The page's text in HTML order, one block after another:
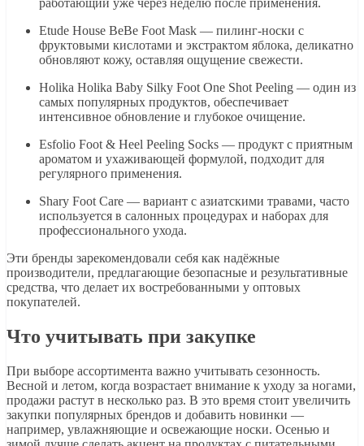
работающий уже через неделю после применения.
Etude House BeBe Foot Mask — пилинг-носки с
фруктовыми кислотами и экстрактом яблока, деликатно
обновляют кожу, оставляя ощущение свежести.
Holika Holika Baby Silky Foot One Shot Peeling — один из
самых популярных продуктов, обеспечивает
интенсивное обновление и глубокое очищение.
Esfolio Foot & Heel Peeling Socks — продукт с приятным
ароматом и ухаживающей формулой, подходит для
регулярного применения.
Shary Foot Care — вариант с азиатскими травами, часто
используется в салонных процедурах и наборах для
профессионального ухода.
Эти бренды зарекомендовали себя как надёжные
производители, предлагающие безопасные и результативные
средства, что делает их востребованными у оптовых
покупателей.
Что учитывать при закупке
При выборе ассортимента важно учитывать сезонность.
Весной и летом, когда возрастает внимание к уходу за ногами,
продажи растут в несколько раз. В это время стоит увеличить
закупки популярных брендов и добавить новинки —
например, увлажняющие и освежающие носки. Осенью и